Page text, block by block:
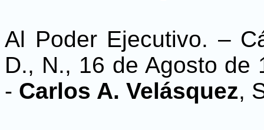
Al Poder Ejecutivo. –
D., N., 16 de Agosto de
- Carlos A. Velásquez,